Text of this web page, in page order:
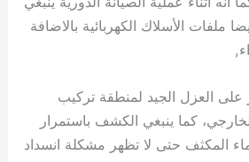
ملفات الأسلاك الكهربائية بالاضافة
على العزل الجيد لمنطقة تركيب
كما ينبغي الكشف باستمرار
المكثف حتى لا تظهر مشكلة انسداد